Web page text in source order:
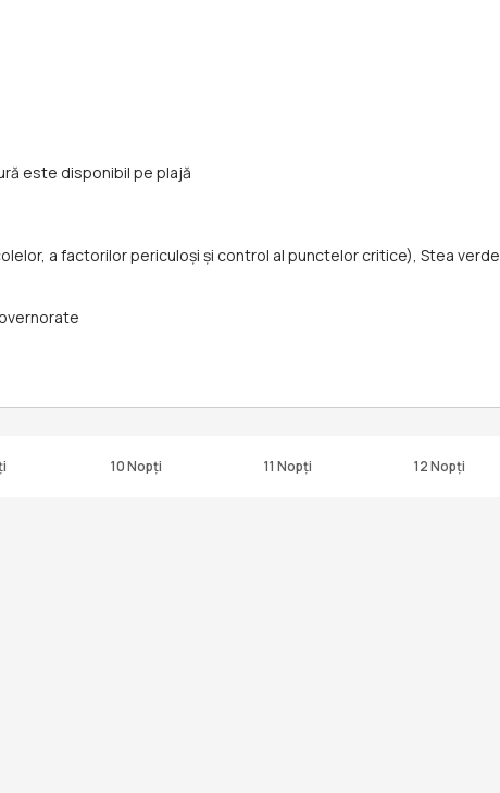
este disponibil pe plajă
a factorilor periculoşi și control al punctelor critice), Stea verde
10 Nopți 11 Nopți 12 Nopți